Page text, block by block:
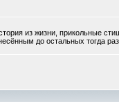
из жизни, прикольные
до остальных тогда